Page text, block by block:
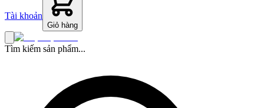
Tài khoản
Giỏ hàng
Tìm kiếm sản phẩm...